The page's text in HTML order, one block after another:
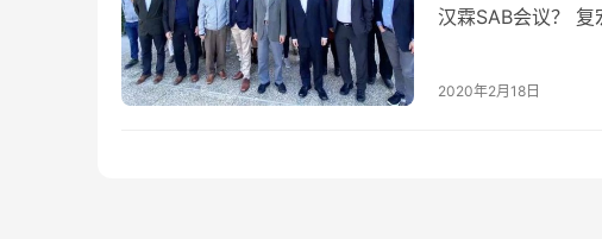
汉霖SAB会议？
2020年2月18日